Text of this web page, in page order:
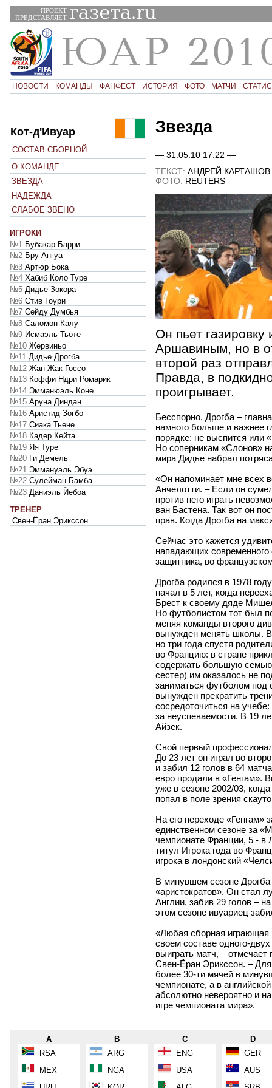
ПРОЕКТ
ПРЕДСТАВЛЯЕТ
НОВОСТИ КОМАНДЫ ФАНФЕСТ ИСТОРИЯ ФОТО МАТЧИ
Звезда
— 31.05.10 17:22 —
ТЕКСТ: АНДРЕЙ КАРТАШОВ
ФОТО: REUTERS
Он пьет
Аршавиным, но в
второй раз
Правда, в
проигрывает.
Бесспорно, Дрогба –
намного больше и важнее
порядке: не выспится или
Но соперникам «Слонов»
мира Дидье набрал
«Он напоминает мне всех
Анчелотти. – Если он
против него играть
ван Бастена. Так вот он
прав. Когда Дрогба на
Сейчас это кажется
нападающих современного
защитника, во
Дрогба родился в 1978
начал в 5 лет, когда
Брест к своему дяде
Но футболистом тот был
меняя команды второго
вынужден менять школы.
но три года спустя
во Францию: в стране
содержать большую
сестер) им оказалось не
заниматься футболом под
вынужден прекратить
сосредоточиться на
за неуспеваемости. В 19
Айзек.
Свой первый
До 23 лет он играл во
и забил 12 голов в 64
евро продали в «Генгам».
уже в сезоне 2002/03,
попал в поле зрения
На его переходе «Генгам»
единственном сезоне за
чемпионате Франции, 5 - в
титул Игрока года во
игрока в лондонский
В минувшем сезоне Дрогба
«аристократов». Он стал
Англии, забив 29 голов –
этом сезоне ивуариец
«Любая сборная играющая
своем составе одного-
выиграть матч, –
Свен-Ёран Эрикссон. – Для
более 30-ти мячей в
чемпионате, а в
абсолютно невероятно и
игре чемпионата мира».
Кот-д'Ивуар
СОСТАВ СБОРНОЙ
О КОМАНДЕ
ЗВЕЗДА
НАДЕЖДА
СЛАБОЕ ЗВЕНО
ИГРОКИ
№1 Бубакар Барри
№2 Бру Ангуа
№3 Артюр Бока
№4 Хабиб Коло Туре
№5 Дидье Зокора
№6 Стив Гоури
№7 Сейду Думбья
№8 Саломон Калу
№9 Исмаэль Тьоте
№10 Жервиньо
№11 Дидье Дрогба
№12 Жан-Жак Госсо
№13 Коффи Ндри Ромарик
№14 Эмманюэль Коне
№15 Аруна Диндан
№16 Аристид Зогбо
№17 Сиака Тьене
№18 Кадер Кейта
№19 Яя Туре
№20 Ги Демель
№21 Эммануэль Эбуэ
№22 Сулейман Бамба
№23 Даниэль Йебоа
ТРЕНЕР
Свен-Ёран Эрикссон
A
RSA
MEX
B
ARG
NGA
C
ENG
USA
D
GER
AUS